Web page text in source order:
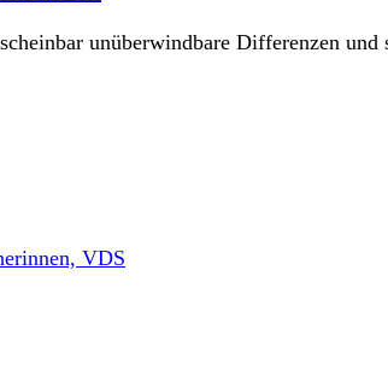
unüberwindbare Differenzen